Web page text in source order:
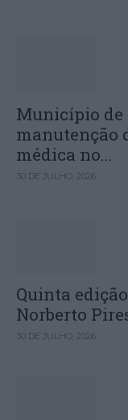
Município
manutenção
médica no...
30 DE JULHO, 2026
Quinta
Norberto
30 DE JULHO, 2026